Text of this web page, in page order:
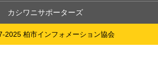
カシワニサポーターズ
2025 柏市インフォメーション協会